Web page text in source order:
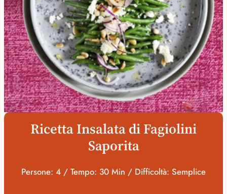
Ricetta Insalata di Fagiolini
Saporita
Persone: 4 / Tempo: 30 Min / Difficoltà: Semplice